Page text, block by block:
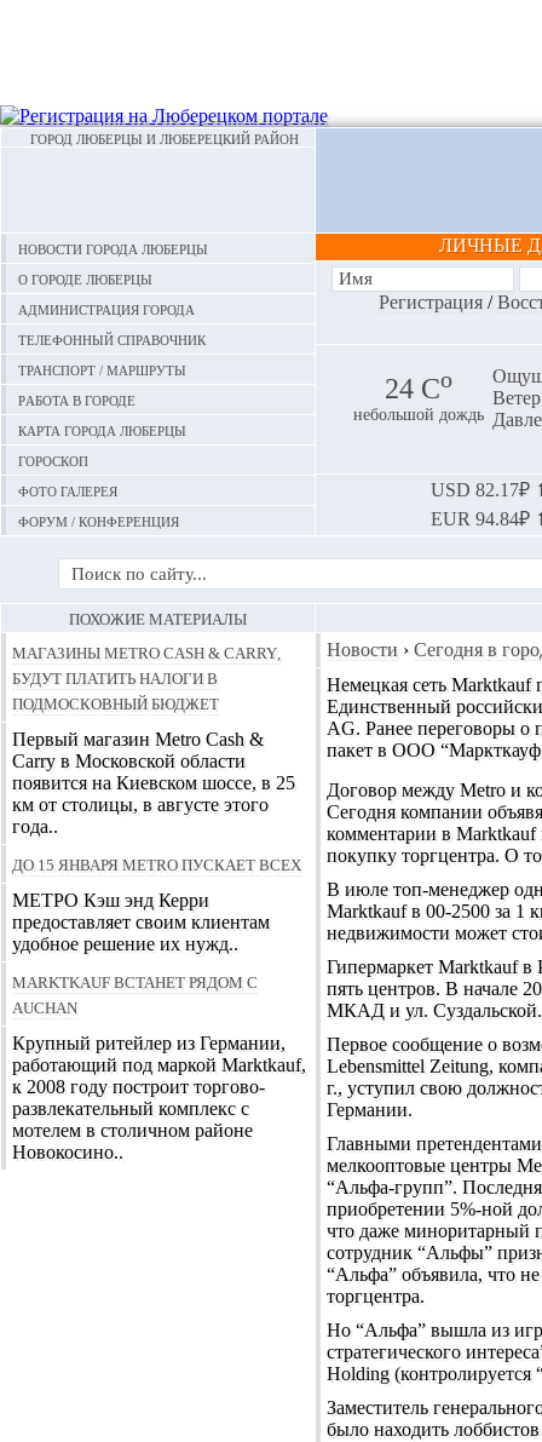
ГОРОД ЛЮБЕРЦЫ И ЛЮБЕРЕЦКИЙ РАЙОН
Новости города Люберцы
О городе Люберцы
Администрация города
Телефонный справочник
Транспорт / маршруты
Работа в городе
Карта города Люберцы
Гороскоп
Фото галерея
Форум / конференция
ЛИЧНЫЕ
Регистрация/
24 Сo
небольшой дождь
USD 82.17₽
EUR 94.84₽
Новости › Сегодня в
Немецкая сеть Marktkauf
Единственный
AG. Ранее переговоры о
пакет в ООО “Маркткауф
Договор между Metro и
Сегодня компании
комментарии в Marktkauf
покупку торгцентра. О
В июле топ-менеджер
Marktkauf в 00-2500 за 1
недвижимости может
Гипермаркет Marktkauf в
пять центров. В начале
МКАД и ул. Суздальской.
Первое сообщение о
Lebensmittel Zeitung,
г., уступил свою
Германии.
Главными
мелкооптовые центры
“Альфа-групп”.
приобретении 5%-ной
что даже миноритарный
сотрудник “Альфы”
“Альфа” объявила, что
торгцентра.
Но “Альфа” вышла из
стратегического
Holding (контролируется
Заместитель
было находить
ПОХОЖИЕ МАТЕРИАЛЫ
Магазины Metro Cash & Carry,
будут платить налоги в
подмосковный бюджет
Первый магазин Metro Cash &
Carry в Московской области
появится на Киевском шоссе, в 25
км от столицы, в августе этого
года..
До 15 января METRO пускает всех
МЕТРО Кэш энд Керри
предоставляет своим клиентам
удобное решение их нужд..
Marktkauf встанет рядом с
Auchan
Крупный ритейлер из Германии,
работающий под маркой Marktkauf,
к 2008 году построит торгово-
развлекательный комплекс с
мотелем в столичном районе
Новокосино..